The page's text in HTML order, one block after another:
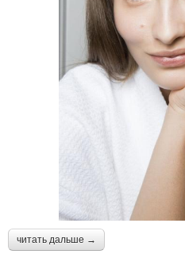
читать дальше →